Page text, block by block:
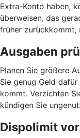
Extra-Konto haben,
überweisen, das
früher
Ausgaben
Planen Sie größere
Sie genug Geld
kommt. Verzichten
kündigen Sie
Dispolimit